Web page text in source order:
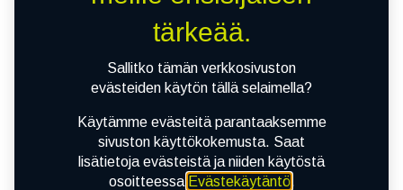
tärkeää.
Sallitko tämän verkkosivuston
evästeiden käytön tällä selaimella?
Käytämme evästeitä parantaaksemme
sivuston käyttökokemusta. Saat
lisätietoja evästeistä ja niiden käytöstä
osoitteessa Evästekäytäntö.